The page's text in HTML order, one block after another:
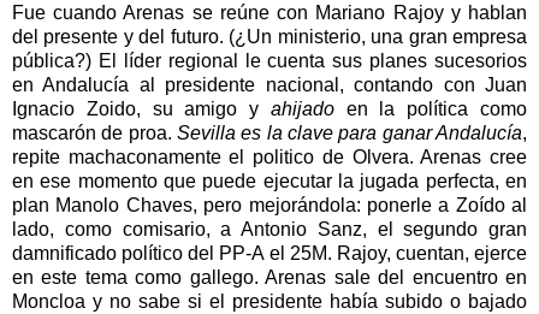
Fue cuando Arenas se reúne con Mariano Rajoy y hablan
del presente y del futuro. (¿Un ministerio, una gran empresa
pública?) El líder regional le cuenta sus planes sucesorios
en Andalucía al presidente nacional, contando con Juan
Ignacio Zoido, su amigo y ahijadoen la política como
mascarón de proa. Sevilla es la clave para ganar Andalucía,
repite machaconamente el politico de Olvera. Arenas cree
en ese momento que puede ejecutar la jugada perfecta, en
plan Manolo Chaves, pero mejorándola: ponerle a Zoído al
lado, como comisario, a Antonio Sanz, el segundo gran
damnificado político del PP-A el 25M. Rajoy, cuentan, ejerce
en este tema como gallego. Arenas sale del encuentro en
Moncloa y no sabe si el presidente había subido o bajado